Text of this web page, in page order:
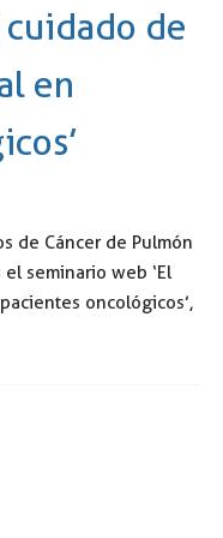
cuidado de
en
de Cáncer de Pulmón
el seminario web ‘El
oncológicos’,